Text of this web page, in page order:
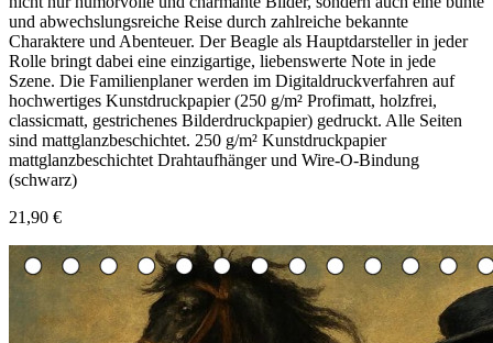
und abwechslungsreiche Reise durch zahlreiche bekannte
Charaktere und Abenteuer. Der Beagle als Hauptdarsteller in jeder
Rolle bringt dabei eine einzigartige, liebenswerte Note in jede
Szene. Die Familienplaner werden im Digitaldruckverfahren auf
hochwertiges Kunstdruckpapier (250 g/m² Profimatt, holzfrei,
classicmatt, gestrichenes Bilderdruckpapier) gedruckt. Alle Seiten
sind mattglanzbeschichtet. 250 g/m² Kunstdruckpapier
mattglanzbeschichtet Drahtaufhänger und Wire-O-Bindung
(schwarz)
21,90 €